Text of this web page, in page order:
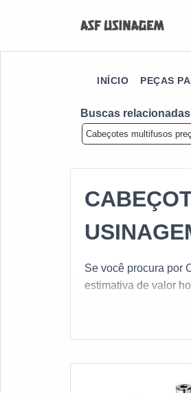
INÍCIO PEÇAS
Buscas
Cabeçotes multifusos
Se você procura por
estimativa de valor